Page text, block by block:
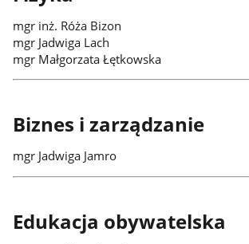
mgr inż. Róża Bizon
mgr Jadwiga Lach
mgr Małgorzata Łętkowska
Biznes i zarządzanie
mgr Jadwiga Jamro
Edukacja obywatelska